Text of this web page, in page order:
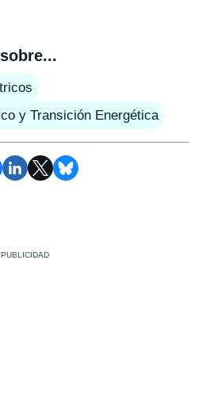
y Transición Energética